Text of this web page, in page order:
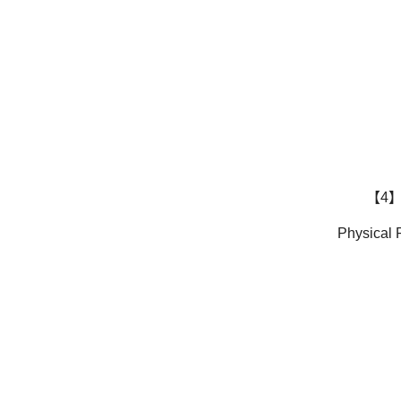
【4
Physical